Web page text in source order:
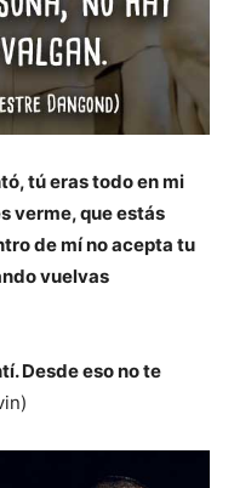
tú eras todo en mi
verme, que estás
de mí no acepta tu
vuelvas
Desde eso no te